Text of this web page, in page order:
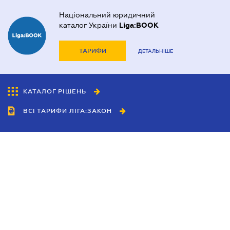
Національний юридичний
каталог України Liga:BOOK
ТАРИФИ ДЕТАЛЬНІШЕ
КАТАЛОГ РІШЕНЬ
ВСІ ТАРИФИ ЛІГА:ЗАКОН